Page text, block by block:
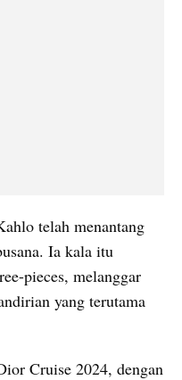
telah menantang
Ia kala itu
pieces, melanggar
yang terutama
Cruise 2024, dengan